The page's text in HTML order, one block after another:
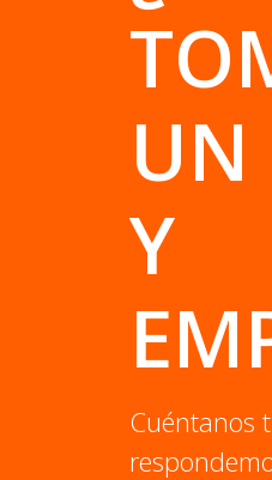
UN
Y
Cuéntanos